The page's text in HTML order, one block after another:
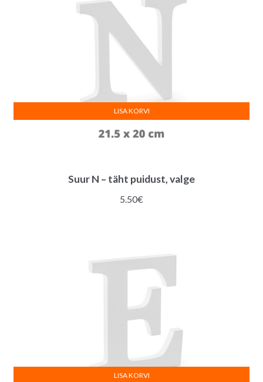
Suur N – täht puidust, valge
5.50€
LISA KORVI
LISA KORVI